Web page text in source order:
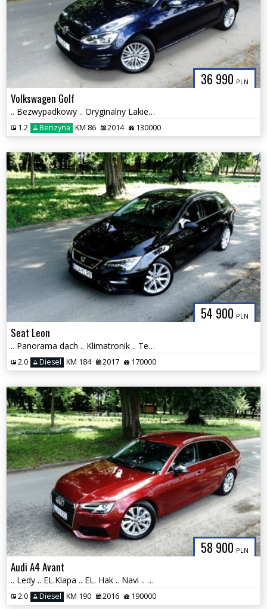
36 990 PLN
Volkswagen Golf
.. Bezwypadkowy .. Oryginalny Lakier .. Klimatronik ..
1.2 Benzyna KM 86 2014 130000
54 900 PLN
Seat Leon
.. Panorama dach .. Klimatronik .. Tempomat Aktywny .. Full Led .. PDC
2.0 Diesel KM 184 2017 170000
58 900 PLN
Audi A4 Avant
.. Ledy .. EL.Klapa .. EL. Hak .. Navi .. Klimatyzacja .. 2 x PDC ..
2.0 Diesel KM 190 2016 190000